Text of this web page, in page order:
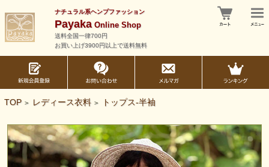
ナチュラル系ヘンプファッション
PayakaOnline Shop
送料全国一律700円
お買い上げ3900円以上で送料無料
TOP > レディース衣料 > トップス-半袖